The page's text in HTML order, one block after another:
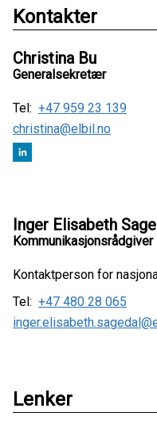
Kontakter
Christina Bu
Generalsekretær
Tel: +47 959 23 139
christina@elbil.no
Inger Elisabeth
Kommunikasjonsrådgiver
Kontaktperson for
Tel: +47 480 28 065
Lenker